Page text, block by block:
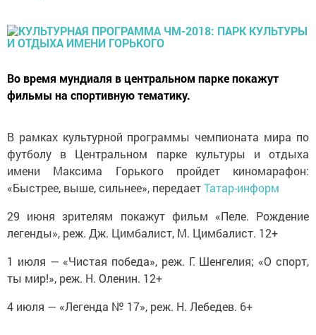
Во время мундиаля в центральном парке покажут
фильмы на спортивную тематику.
В рамках культурной программы чемпионата мира по
футболу в Центральном парке культуры и отдыха
имени Максима Горького пройдет киномарафон:
«Быстрее, выше, сильнее», передаетТатар-информ
29 июня зрителям покажут фильм «Пеле. Рождение
легенды», реж. Дж. Цимбалист, М. Цимбалист. 12+
1 июля — «Чистая победа», реж. Г. Шенгелия; «О спорт,
ты мир!», реж. Н. Оленин. 12+
4 июля — «Легенда № 17», реж. Н. Лебедев. 6+